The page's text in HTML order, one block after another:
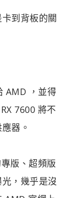
到背板的關
AMD ，並得
7600 將不
器。
版、超頻版
，幾乎是沒